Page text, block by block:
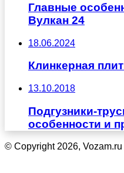
Главные
Вулкан 24
18.06.2024
Клинкерная
13.10.2018
Подгузники-
особенности и
© Copyright 2026, Vozam.ru